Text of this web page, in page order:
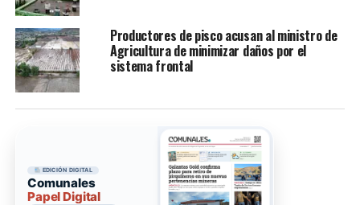
Productores de pisco acusan al ministro de
Agricultura de minimizar daños por el
sistema frontal
EDICIÓN DIGITAL
Comunales
Papel Digital